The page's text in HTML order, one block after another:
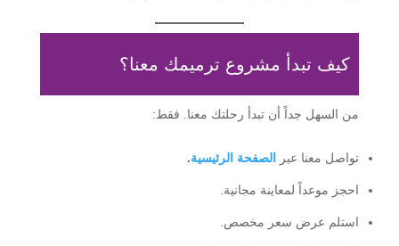
كيف تبدأ مشروع ترميمك معنا؟
من السهل جداً أن تبدأ رحلتك معنا. فقط:
تواصل معنا عبر الصفحة الرئيسية.
احجز موعداً لمعاينة مجانية.
استلم عرض سعر مخصص.